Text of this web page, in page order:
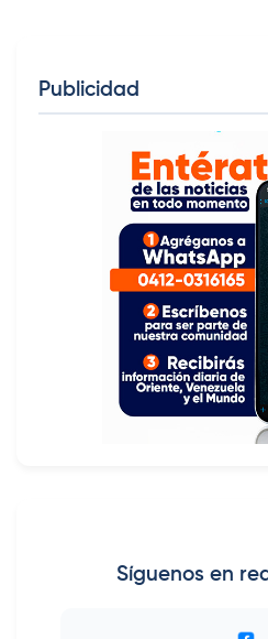
Publicidad
Síguenos en